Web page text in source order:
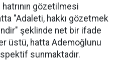
gözetilmesi
"Adaleti, hakkı gözetmek
şeklinde net bir ifade
üstü, hatta Ademoğlunu
sunmaktadır.